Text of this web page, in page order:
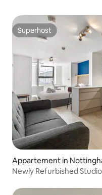
Superhost
Superhost
Appartement in
Newly Refurbished